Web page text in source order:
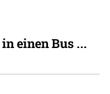
einen Bus ...